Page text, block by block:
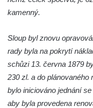
Sloup svatého Jana
Sloup se sochou
Roudnici nad Labem
Sloup svatého
Sloup Panny Marie v
potoka u Zákup
kamenný.
Sloup byl znovu
rady byla na pokrytí
schůzi 13. června 1879
230 zl. a do
bylo iniciováno jednání
aby byla provedena